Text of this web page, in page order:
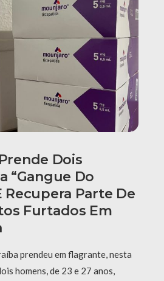
Dois
“Gangue Do
Recupera Parte De
Furtados Em
prendeu em flagrante, nesta
homens, de 23 e 27 anos,